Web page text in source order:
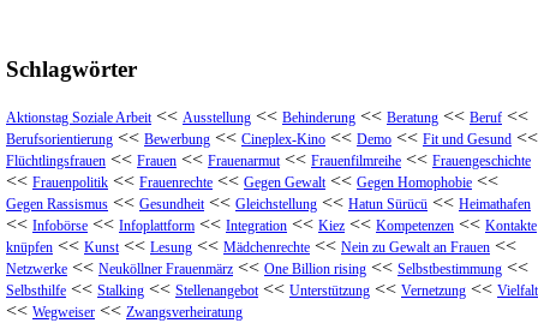
Schlagwörter
Aktionstag Soziale Arbeit << Ausstellung << Behinderung << Beratung << Beruf <<
Berufsorientierung << Bewerbung << Cineplex-Kino << Demo << Fit und Gesund <<
Flüchtlingsfrauen << Frauen << Frauenarmut << Frauenfilmreihe << Frauengeschichte
<< Frauenpolitik << Frauenrechte << Gegen Gewalt << Gegen Homophobie <<
Gegen Rassismus << Gesundheit << Gleichstellung << Hatun Sürücü << Heimathafen
<< Infobörse << Infoplattform << Integration << Kiez << Kompetenzen << Kontakte
knüpfen << Kunst << Lesung << Mädchenrechte << Nein zu Gewalt an Frauen <<
Netzwerke << Neuköllner Frauenmärz << One Billion rising << Selbstbestimmung <<
Selbsthilfe << Stalking << Stellenangebot << Unterstützung << Vernetzung << Vielfalt
<< Wegweiser << Zwangsverheiratung